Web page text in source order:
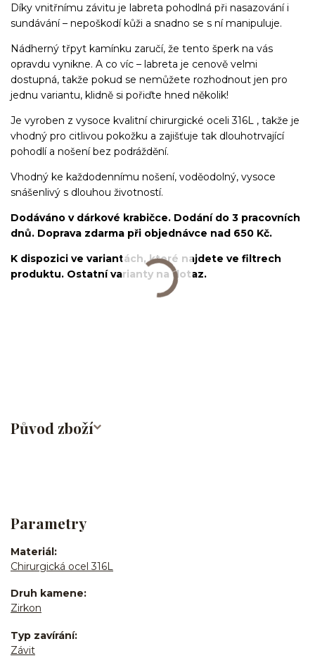
Díky vnitřnímu závitu je labreta pohodlná při nasazování i
sundávání – nepoškodí kůži a snadno se s ní manipuluje.
Nádherný třpyt kamínku zaručí, že tento šperk na vás
opravdu vynikne. A co víc – labreta je cenově velmi
dostupná, takže pokud se nemůžete rozhodnout jen pro
jednu variantu, klidně si pořiďte hned několik!
Je vyroben z vysoce kvalitní chirurgické oceli 316L , takže je
vhodný pro citlivou pokožku a zajišťuje tak dlouhotrvající
pohodlí a nošení bez podráždění.
Vhodný ke každodennímu nošení, voděodolný, vysoce
snášenlivý s dlouhou životností.
Dodáváno v dárkové krabičce. Dodání do 3 pracovních
dnů. Doprava zdarma při objednávce nad 650 Kč.
K dispozici ve variantách, které najdete ve filtrech
produktu. Ostatní varianty na dotaz.
Labret/labretka/flat back piercing/stříbrný/Do ucha/lobe/ušní
Původ zboží
Parametry
Materiál
Chirurgická ocel 316L
Druh kamene
Zirkon
Typ zavírání
Závit